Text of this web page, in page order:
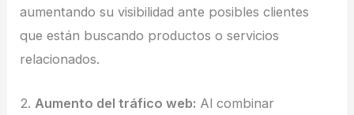
aumentando su visibilidad ante posibles clientes
que están buscando productos o servicios
relacionados.
2.Aumento del tráfico web: Al combinar